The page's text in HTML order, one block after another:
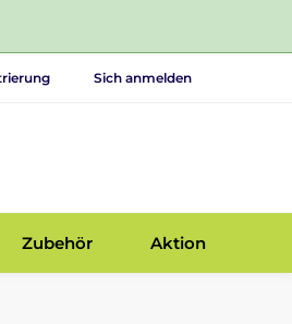
Sich anmelden
Zubehör Aktion